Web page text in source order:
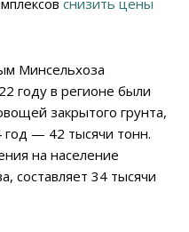
снизить цены
Минсельхоза
году в регионе были
закрытого грунта,
— 42 тысячи тонн.
на население
составляет 34 тысячи